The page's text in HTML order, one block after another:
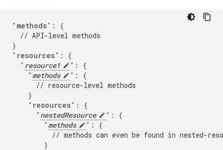
" methods" :
{
// API-level methods
}
" resources" :
{
" resource1 " :
{
"methods " :
{
// resource-level methods
}
" resources" :
{
" nestedResource " :
{
"methods " :
{
// methods can even be found in nested-
}